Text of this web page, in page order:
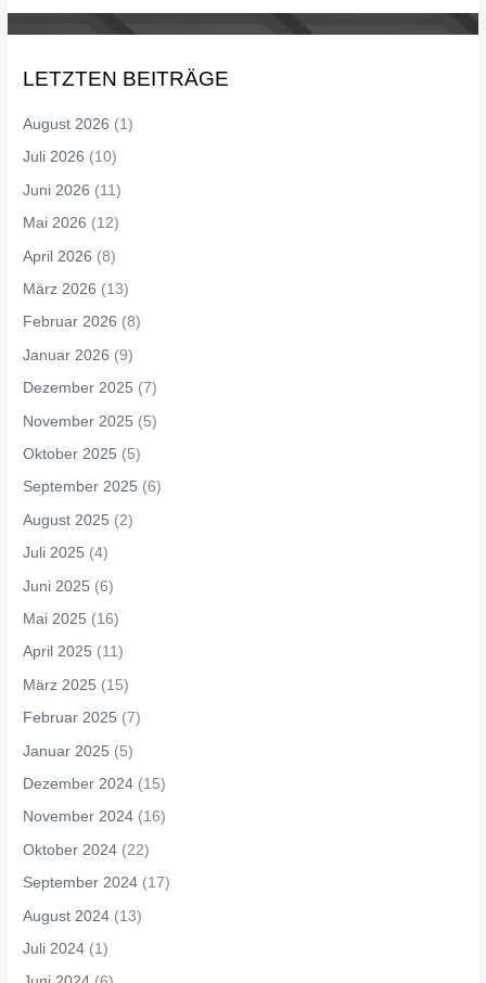
LETZTEN BEITRÄGE
August 2026 (1)
Juli 2026 (10)
Juni 2026 (11)
Mai 2026 (12)
April 2026 (8)
März 2026 (13)
Februar 2026 (8)
Januar 2026 (9)
Dezember 2025 (7)
November 2025 (5)
Oktober 2025 (5)
September 2025 (6)
August 2025 (2)
Juli 2025 (4)
Juni 2025 (6)
Mai 2025 (16)
April 2025 (11)
März 2025 (15)
Februar 2025 (7)
Januar 2025 (5)
Dezember 2024 (15)
November 2024 (16)
Oktober 2024 (22)
September 2024 (17)
August 2024 (13)
Juli 2024 (1)